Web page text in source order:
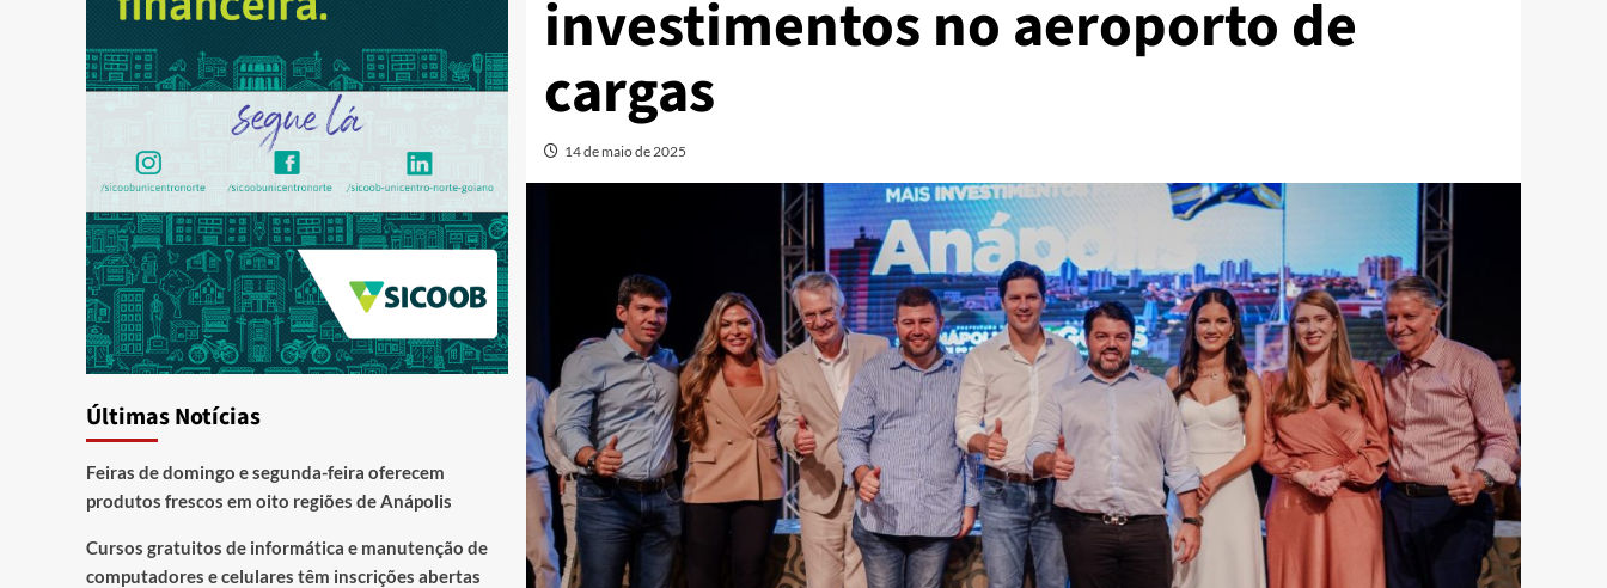
investimentos no aeroporto de
cargas
14 de maio de 2025
Últimas Notícias
Feiras de domingo e segunda-feira oferecem
produtos frescos em oito regiões de Anápolis
Cursos gratuitos de informática e manutenção de
computadores e celulares têm inscrições abertas